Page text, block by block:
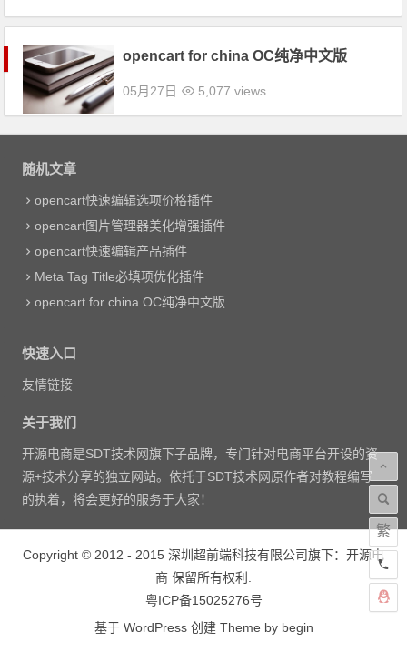
opencart for china OC纯净中文版
05月27日 5,077 views
随机文章
opencart快速编辑选项价格插件
opencart图片管理器美化增强插件
opencart快速编辑产品插件
Meta Tag Title必填项优化插件
opencart for china OC纯净中文版
快速入口
友情链接
关于我们
开源电商是SDT技术网旗下子品牌，专门针对电商平台开设的资
源+技术分享的独立网站。依托于SDT技术网原作者对教程编写
的执着，将会更好的服务于大家！
Copyright © 2012 - 2015 深圳超前端科技有限公司旗下：开源电
商 保留所有权利.
粤ICP备15025276号
基于WordPress创建 Theme by begin
繁